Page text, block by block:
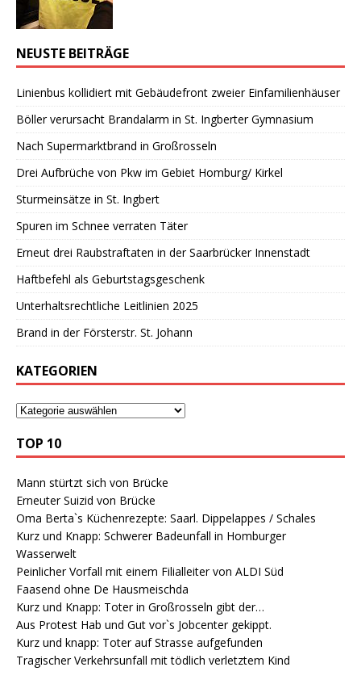
NEUSTE BEITRÄGE
Linienbus kollidiert mit Gebäudefront zweier Einfamilienhäuser
Böller verursacht Brandalarm in St. Ingberter Gymnasium
Nach Supermarktbrand in Großrosseln
Drei Aufbrüche von Pkw im Gebiet Homburg/ Kirkel
Sturmeinsätze in St. Ingbert
Spuren im Schnee verraten Täter
Erneut drei Raubstraftaten in der Saarbrücker Innenstadt
Haftbefehl als Geburtstagsgeschenk
Unterhaltsrechtliche Leitlinien 2025
Brand in der Försterstr. St. Johann
KATEGORIEN
TOP 10
Mann stürtzt sich von Brücke
Erneuter Suizid von Brücke
Oma Berta`s Küchenrezepte: Saarl. Dippelappes / Schales
Kurz und Knapp: Schwerer Badeunfall in Homburger
Wasserwelt
Peinlicher Vorfall mit einem Filialleiter von ALDI Süd
Faasend ohne De Hausmeischda
Kurz und Knapp: Toter in Großrosseln gibt der…
Aus Protest Hab und Gut vor`s Jobcenter gekippt.
Kurz und knapp: Toter auf Strasse aufgefunden
Tragischer Verkehrsunfall mit tödlich verletztem Kind